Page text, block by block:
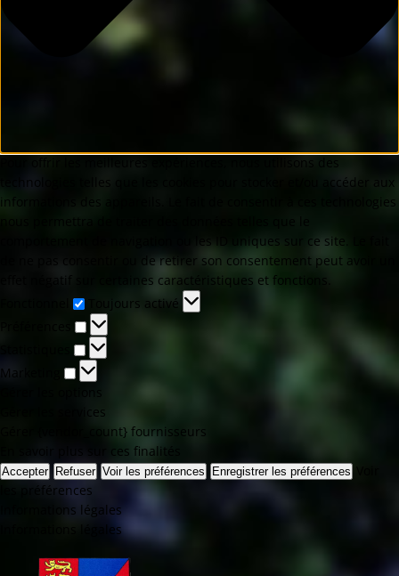
Pour offrir les meilleures expériences, nous utilisons des
technologies telles que les cookies pour stocker et/ou accéder aux
informations des appareils. Le fait de consentir à ces technologies
comportement de navigation ou les ID uniques sur ce site. Le fait
de ne pas consentir ou de retirer son consentement peut avoir un
effet négatif sur certaines caractéristiques et fonctions.
Toujours activé
Marketing
Gérer les services
Gérer {vendor_count} fournisseurs
En savoir plus sur ces finalités
Accepter Refuser Voir les préférences Enregistrer les préférences
les préférences
Informations légales
Informations légales